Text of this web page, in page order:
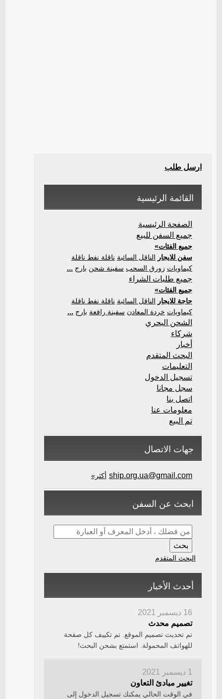
ارسل طلب
القائمة الرئيسية
الصفحة الرئيسية
جميع السفن للبيع
جميع الفئات»
سفن للايجار الناقل السائبة ناقلة نفط ناقلة
كيماويات زورق السحب سفينة شحن بارج ...
جميع طلبات الشراء
جميع الفئات»
حاجة للايجار الناقل السائبة ناقلة نفط ناقلة
كيماويات خردة المعادن سفينة رافعة بارج ...
الشحن البحري
شركاء
أخبار
البحث المتقدم
التعليمات
تسجيل الدخول
سجل مجانا
اتصل بنا
معلومات عنا
تم البيع
جهات الاتصال
ship.org.ua@gmail.com أكثر»
ابحث عن السفن
البحث المتقدم
أحدث الأخبار
16 ديسمبر 2021
تصميم محدث
تم تحديث تصميم الموقع. تم تكييف كل صفحة
للهواتف المحمولة. استمتع بشحن البحث!
1 ديسمبر 2021
تغيير مبادئ التعاون
في الوقت الحالي يمكنك تسجيل الدخول إلى